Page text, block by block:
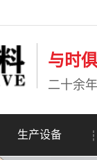
与时
二十余
生产设备